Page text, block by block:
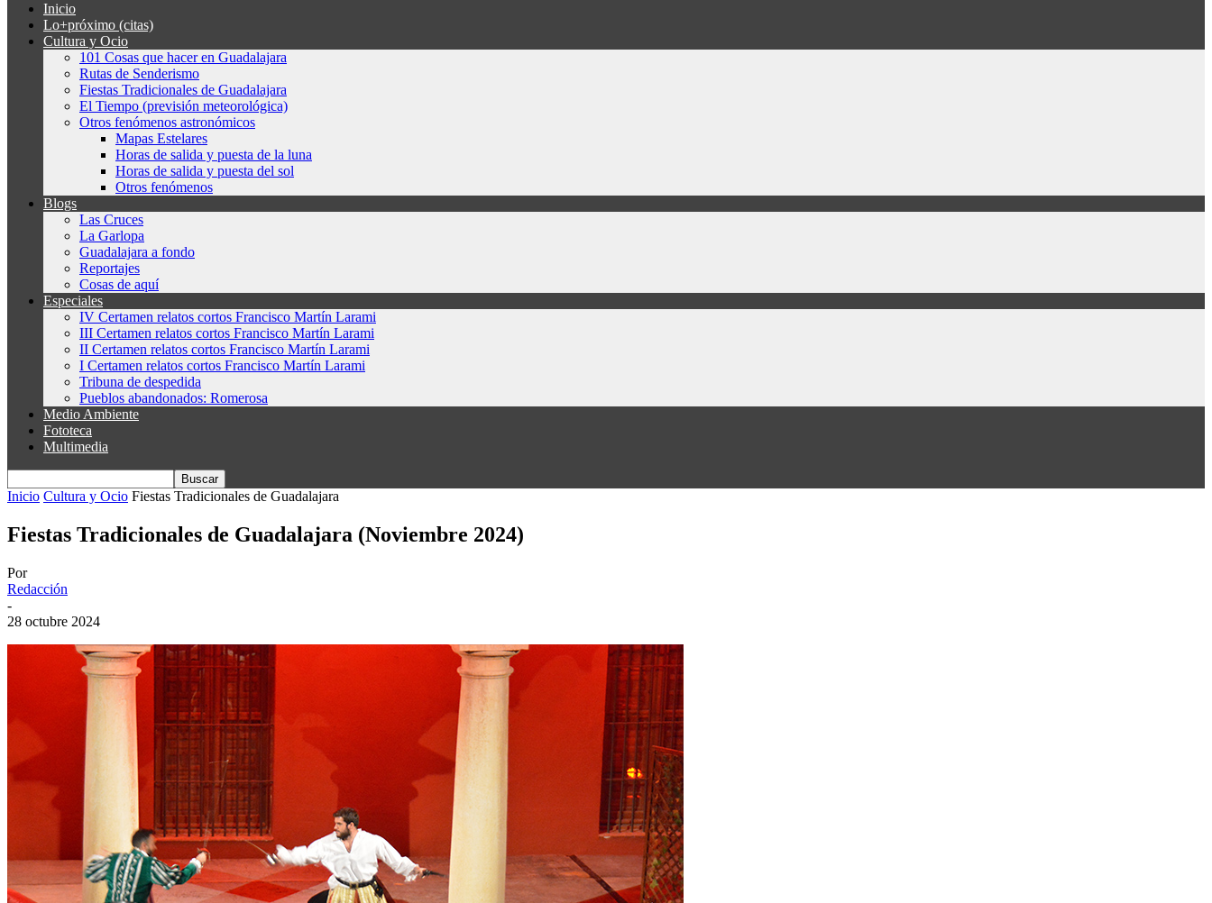
Inicio
Lo+próximo (citas)
Cultura y Ocio
101 Cosas que hacer en Guadalajara
Rutas de Senderismo
Fiestas Tradicionales de Guadalajara
El Tiempo (previsión meteorológica)
Otros fenómenos astronómicos
Mapas Estelares
Horas de salida y puesta de la luna
Horas de salida y puesta del sol
Otros fenómenos
Blogs
Las Cruces
La Garlopa
Guadalajara a fondo
Reportajes
Cosas de aquí
Especiales
IV Certamen relatos cortos Francisco Martín Larami
III Certamen relatos cortos Francisco Martín Larami
II Certamen relatos cortos Francisco Martín Larami
I Certamen relatos cortos Francisco Martín Larami
Tribuna de despedida
Pueblos abandonados: Romerosa
Medio Ambiente
Fototeca
Multimedia
Inicio Cultura y Ocio Fiestas Tradicionales de Guadalajara
Fiestas Tradicionales de Guadalajara (Noviembre 2024)
Por
Redacción
-
28 octubre 2024